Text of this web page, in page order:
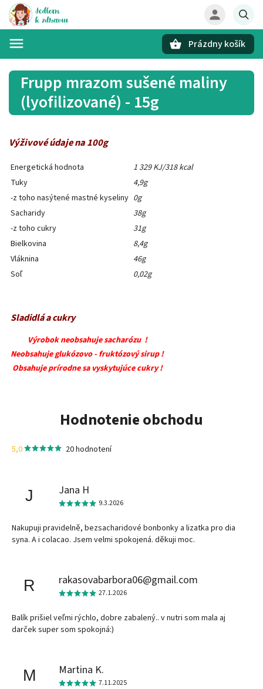
Prázdny košík
Frupp mrazom sušené maliny
(lyofilizované) - 15g
Výživové údaje na 100g
Energetická hodnota
1 329 KJ/318 kcal
Tuky
4,9g
-z toho nasýtené mastné kyseliny 0g
Sacharidy
38g
-z toho cukry
31g
Bielkovina
8,4g
Vláknina
46g
Soľ
0,02g
Sladidlá a cukry
Výrobok neobsahuje sacharózu !
Neobsahuje glukózovo - fruktózový sirup !
Obsahuje prírodne sa vyskytujúce cukry !
Hodnotenie obchodu
5,0 20 hodnotení
J Jana H
9.3.2026
Nakupuji pravidelně, bezsacharidové bonbonky a lizatka pro dia
syna. A i colacao. Jsem velmi spokojená. děkuji moc.
R rakasovabarbora06@gmail.com
27.1.2026
Balík prišiel veľmi rýchlo, dobre zabalený.. v nutri som mala aj
darček super som spokojná:)
M Martina K.
7.11.2025